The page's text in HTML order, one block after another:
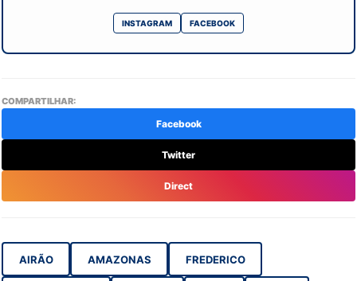
INSTAGRAM FACEBOOK
COMPARTILHAR:
Facebook
Twitter
Direct
AIRÃO AMAZONAS FREDERICO